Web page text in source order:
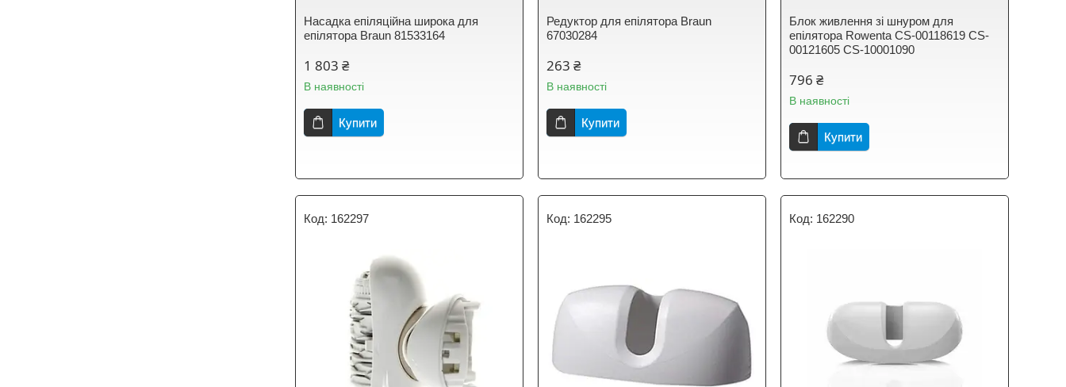
Насадка епіляційна широка для
епілятора Braun 81533164
1 803 ₴
В наявності
Купити
Редуктор для епілятора Braun
67030284
263 ₴
В наявності
Купити
Блок живлення зі шнуром для
епілятора Rowenta CS-00118619 CS-
00121605 CS-10001090
796 ₴
В наявності
Купити
162297 162295 162290